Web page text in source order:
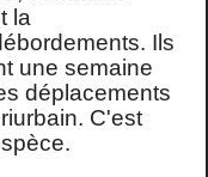
la
Ils
une semaine
déplacements
C'est